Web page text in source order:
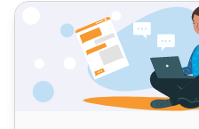
Окончателното